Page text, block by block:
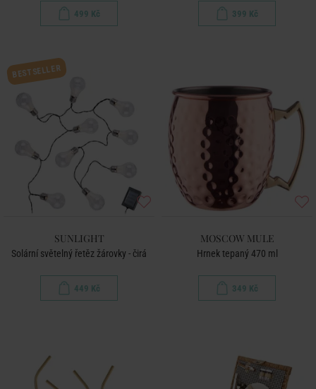
499 Kč 399 Kč
BESTSELLER
SUNLIGHT
Solární světelný řetěz žárovky - čirá
449 Kč
MOSCOW MULE
Hrnek tepaný 470 ml
349 Kč